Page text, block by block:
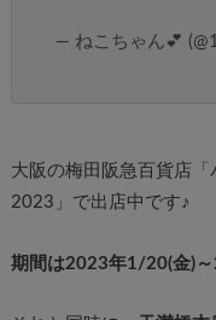
— ねこちゃん💕
大阪の梅田阪急百貨店
2023」で出店中です♪
期間は2023年1/20(金)